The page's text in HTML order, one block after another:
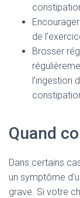
de
Brosser
l’ingestion
Quand
Dans certains
un symptôme
grave. Si votre